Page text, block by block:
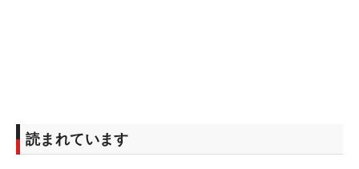
てて固定する打ち方も試す。「準備していました。
ここ（今週）のために。短いパターで、だいぶ感性
読まれています